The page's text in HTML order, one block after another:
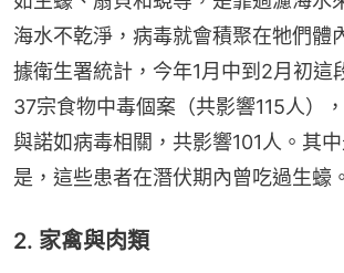
海水不乾淨，病毒就會積聚在牠們體
據衛生署統計，今年1月中到2月初這
37宗食物中毒個案（共影響115人）
與諾如病毒相關，共影響101人。其
是，這些患者在潛伏期內曾吃過生蠔。
2. 家禽與肉類